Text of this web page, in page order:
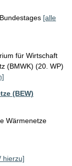
[alle
für Wirtschaft
(BMWK) (20. WP)
(BEW)
Wärmenetze
hierzu]